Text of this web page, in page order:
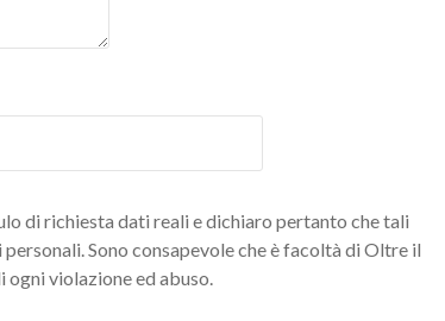
di richiesta dati reali e dichiaro pertanto che tali
Sono consapevole che è facoltà di Oltre il
ogni violazione ed abuso.